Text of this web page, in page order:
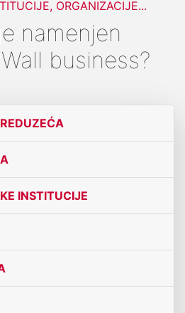
ORGANIZACIJE...
namenjen
business?
INSTITUCIJE